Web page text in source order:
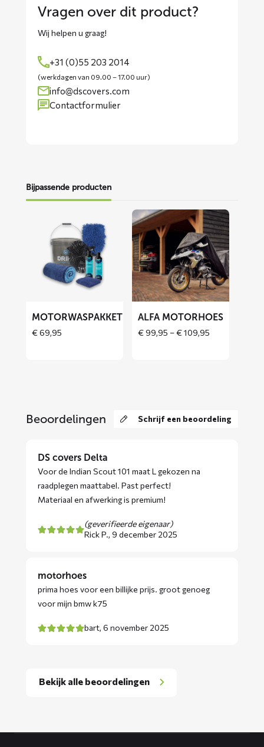
Vragen over dit product?
Wij helpen u graag!
+31 (0)55 203 2014
(werkdagen van 09.00 – 17.00 uur)
info@dscovers.com
Contactformulier
Bijpassende producten
Motorwaspakket
MOTORWASPAKKET
€69,95
Lees
meer
over
ALFA
motorhoes
ALFA MOTORHOES
€99,95 –€109,95
Beoordelingen Schrijf een beoordeling
DS covers Delta
Voor de Indian Scout 101 maat L gekozen na
raadplegen maattabel. Past perfect!
Materiaal en afwerking is premium!
(geverifieerde eigenaar)
Rick P., 9 december 2025
motorhoes
prima hoes voor een billijke prijs. groot genoeg
voor mijn bmw k75
bart, 6 november 2025
Bekijk alle beoordelingen